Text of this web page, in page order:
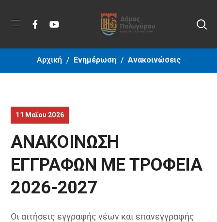
Αρχική Ενημέρωση Ανακοινώσεις
11 Μαΐου 2026
ΑΝΑΚΟΙΝΩΣΗ
ΕΓΓΡΑΦΩΝ ΜΕ ΤΡΟΦΕΙΑ
2026-2027
Οι αιτήσεις εγγραφής νέων και επανεγγραφής